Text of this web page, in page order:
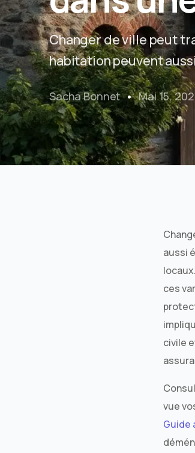
Changer de ville peut
habitation peuvent
Sacha Bonnet Mai 15,
aussi
ces
civile
vue
Guide